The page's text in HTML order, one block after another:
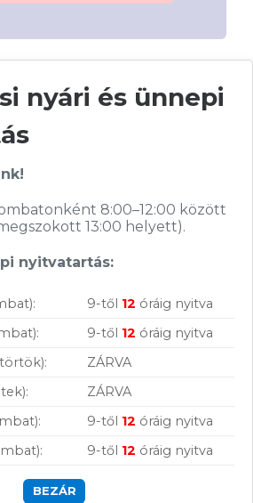
nálunk!
vállalkozásoknak
nyári és ünnepi
8:00–12:00 között
13:00 helyett).
nyitvatartás:
9-től 12 óráig nyitva
9-től 12 óráig nyitva
ZÁRVA
ZÁRVA
9-től 12 óráig nyitva
9-től 12 óráig nyitva
BEZÁR